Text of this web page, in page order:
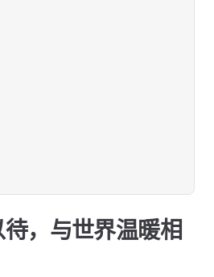
，与世界温暖相